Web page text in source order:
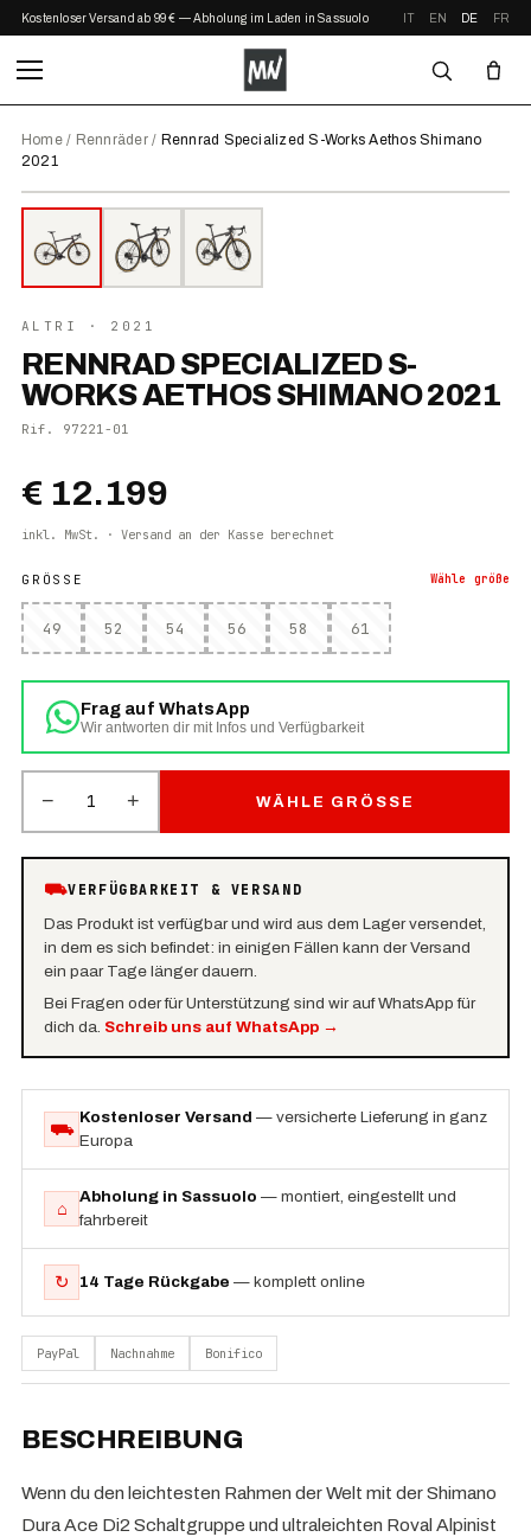
Kostenloser Versand ab 99 € — Abholung im Laden in Sassuolo IT EN DE FR
Home/ Rennräder/ Rennrad Specialized S-Works Aethos Shimano
2021
ALTRI · 2021
RENNRAD SPECIALIZED S-
WORKS AETHOS SHIMANO 2021
Rif. 97221-01
€ 12.199
inkl. MwSt. · Versand an der Kasse berechnet
GRÖSSE Wähle größe
49 52 54 56 58 61
Frag auf WhatsApp
Wir antworten dir mit Infos und Verfügbarkeit
− 1 + WÄHLE GRÖSSE
⛟VERFÜGBARKEIT & VERSAND
Das Produkt ist verfügbar und wird aus dem Lager versendet,
in dem es sich befindet: in einigen Fällen kann der Versand
ein paar Tage länger dauern.
Bei Fragen oder für Unterstützung sind wir auf WhatsApp für
dich da. Schreib uns auf WhatsApp→
⛟
Kostenloser Versand — versicherte Lieferung in ganz
Europa
⌂
Abholung in Sassuolo — montiert, eingestellt und
fahrbereit
↻ 14 Tage Rückgabe — komplett online
PayPal Nachnahme Bonifico
BESCHREIBUNG
Wenn du den leichtesten Rahmen der Welt mit der Shimano
Dura Ace Di2 Schaltgruppe und ultraleichten Roval Alpinist